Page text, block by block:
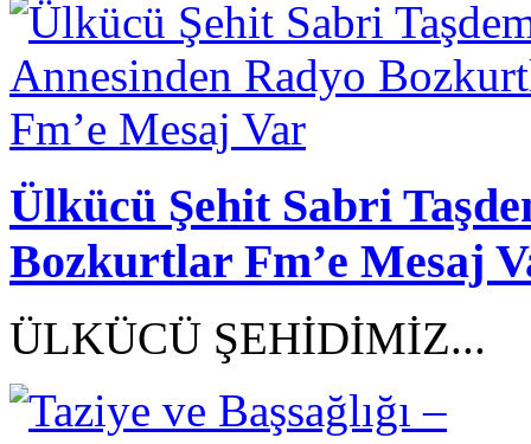
Ülkücü Şehit Sabri
Bozkurtlar Fm’e Mesaj
ÜLKÜCÜ ŞEHİDİMİZ...